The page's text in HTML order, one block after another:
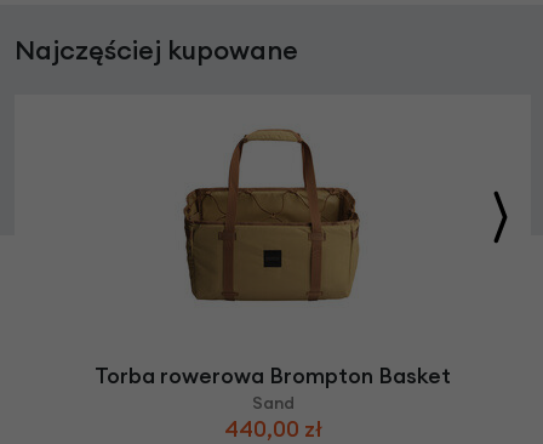
Najczęściej kupowane
Torba rowerowa Brompton Basket
Sand
440,00 zł